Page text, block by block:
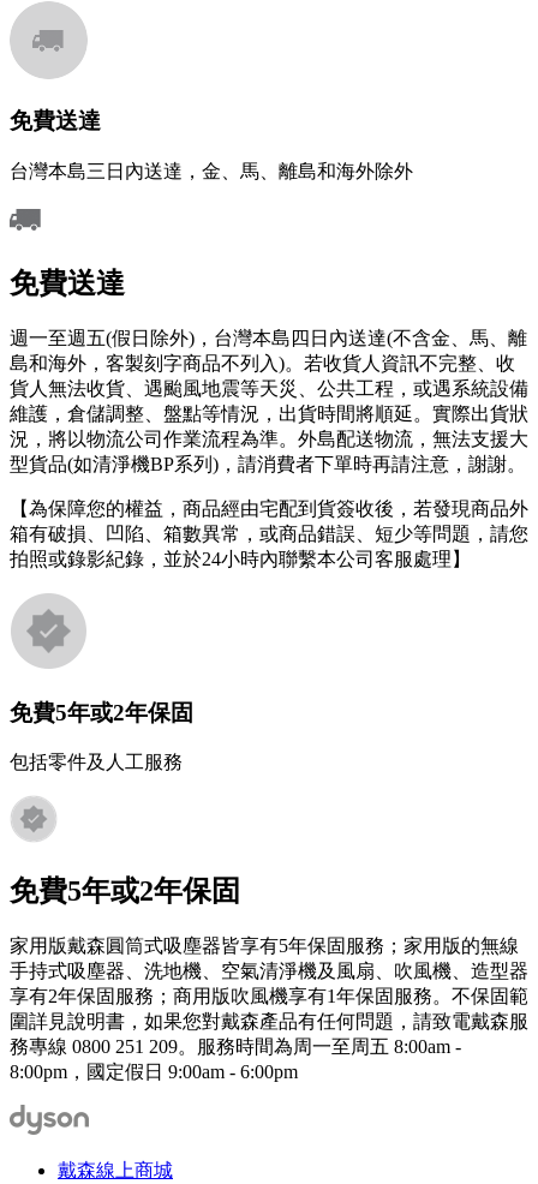
免費送達
台灣本島三日內送達，金、馬、離島和海外除外
免費送達
週一至週五(假日除外)，台灣本島四日內送達(不含金、馬、離
島和海外，客製刻字商品不列入)。若收貨人資訊不完整、收
貨人無法收貨、遇颱風地震等天災、公共工程，或遇系統設備
維護，倉儲調整、盤點等情況，出貨時間將順延。實際出貨狀
況，將以物流公司作業流程為準。外島配送物流，無法支援大
型貨品(如清淨機BP系列)，請消費者下單時再請注意，謝謝。
【為保障您的權益，商品經由宅配到貨簽收後，若發現商品外
箱有破損、凹陷、箱數異常，或商品錯誤、短少等問題，請您
拍照或錄影紀錄，並於24小時內聯繫本公司客服處理】
免費5年或2年保固
包括零件及人工服務
免費5年或2年保固
家用版戴森圓筒式吸塵器皆享有5年保固服務；家用版的無線
手持式吸塵器、洗地機、空氣清淨機及風扇、吹風機、造型器
享有2年保固服務；商用版吹風機享有1年保固服務。不保固範
圍詳見說明書，如果您對戴森產品有任何問題，請致電戴森服
務專線 0800 251 209。服務時間為周一至周五 8:00am -
8:00pm，國定假日 9:00am - 6:00pm
戴森線上商城